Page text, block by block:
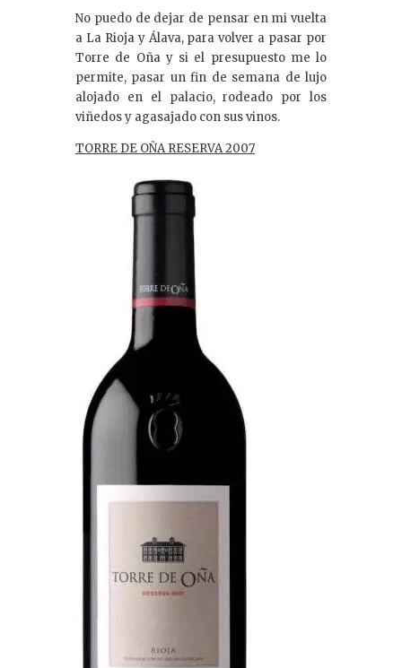
No puedo de dejar de pensar en mi vuelta
a La Rioja y Álava, para volver a pasar por
Torre de Oña y si el presupuesto me lo
permite, pasar un fin de semana de lujo
alojado en el palacio, rodeado por los
viñedos y agasajado con sus vinos.
TORRE DE OÑA RESERVA 2007